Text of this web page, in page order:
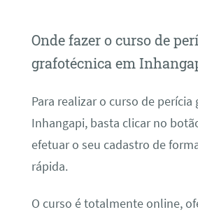
Onde fazer o curso de
grafotécnica em
Para realizar o curso de perícia
Inhangapi, basta clicar no
efetuar o seu cadastro de
rápida.
O curso é totalmente online,